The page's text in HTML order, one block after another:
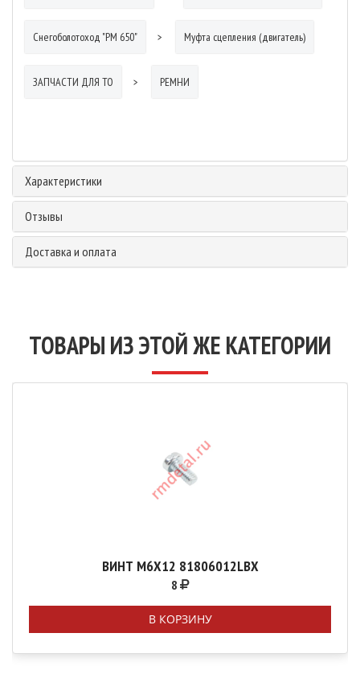
Снегоболотоход "РМ 650" Муфта сцепления (двигатель)
ЗАПЧАСТИ ДЛЯ ТО РЕМНИ
Характеристики
Отзывы
Доставка и оплата
ТОВАРЫ ИЗ ЭТОЙ ЖЕ КАТЕГОРИИ
ВИНТ М6Х12 81806012LBX
8
В КОРЗИНУ